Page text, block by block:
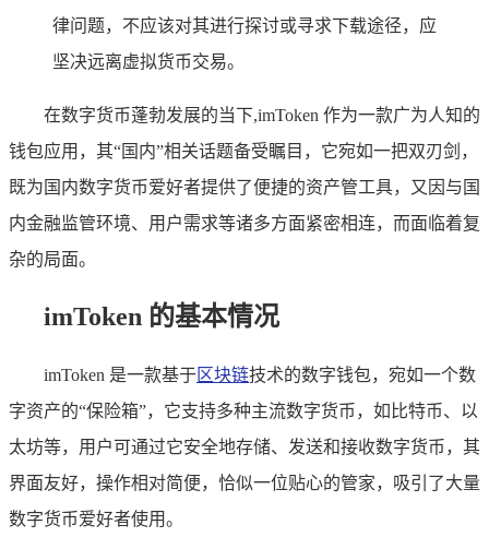
律问题，不应该对其进行探讨或寻求下载途径，应
坚决远离虚拟货币交易。
在数字货币蓬勃发展的当下,imToken 作为一款广为人知的
钱包应用，其“国内”相关话题备受瞩目，它宛如一把双刃剑，
既为国内数字货币爱好者提供了便捷的资产管工具，又因与国
内金融监管环境、用户需求等诸多方面紧密相连，而面临着复
杂的局面。
imToken 的基本情况
imToken 是一款基于区块链技术的数字钱包，宛如一个数
字资产的“保险箱”，它支持多种主流数字货币，如比特币、以
太坊等，用户可通过它安全地存储、发送和接收数字货币，其
界面友好，操作相对简便，恰似一位贴心的管家，吸引了大量
数字货币爱好者使用。